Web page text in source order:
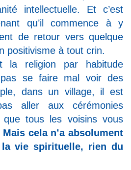
intellectuelle. Et c’est
qu’il commence à y
de retour vers quelque
positivisme à tout crin.
la religion par habitude
se faire mal voir des
dans un village, il est
aller aux cérémonies
que tous les voisins vous
Mais cela n’a absolument
vie spirituelle, rien du